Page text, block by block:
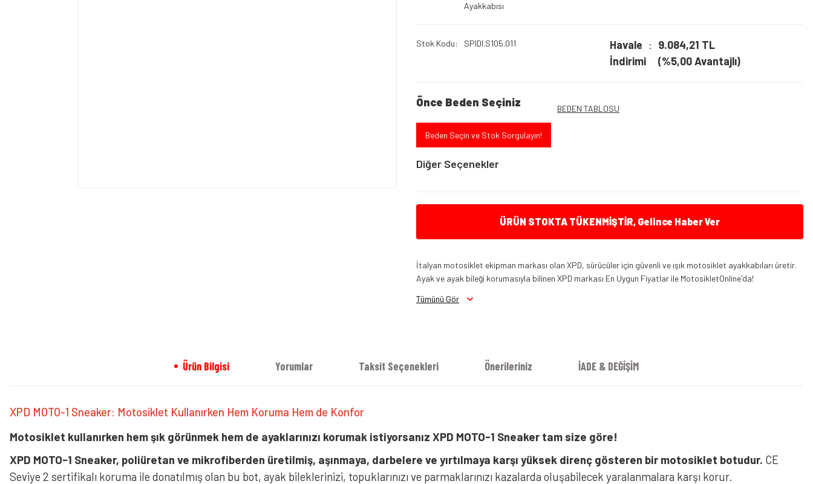
Ayakkabısı
Stok Kodu SPIDI.S105.011
Havale
İndirimi
9.084,21 TL
(%5,00 Avantajlı)
Önce Beden Seçiniz BEDEN TABLOSU
Beden Seçin ve Stok Sorgulayın!
Diğer Seçenekler
Xpd Moto 1 Sneakers
ÜRÜN STOKTA TÜKENMİŞTİR, Gelince Haber Ver
İtalyan motosiklet ekipman markası olan XPD, sürücüler için güvenli ve ışık motosiklet ayakkabıları üretir.
Ayak ve ayak bileği korumasıyla bilinen XPD markası En Uygun Fiyatlar ile MotosikletOnline'da!
Tümünü Gör
Ürün Bilgisi Yorumlar Taksit Seçenekleri Önerileriniz İADE & DEĞİŞİM
XPD MOTO-1 Sneaker: Motosiklet Kullanırken Hem Koruma Hem de Konfor
Motosiklet kullanırken hem şık görünmek hem de ayaklarınızı korumak istiyorsanız XPD MOTO-1 Sneaker tam size göre!
XPD MOTO-1 Sneaker, poliüretan ve mikrofiberden üretilmiş, aşınmaya, darbelere ve yırtılmaya karşı yüksek direnç gösteren bir motosiklet botudur. CE
Seviye 2 sertifikalı koruma ile donatılmış olan bu bot, ayak bileklerinizi, topuklarınızı ve parmaklarınızı kazalarda oluşabilecek yaralanmalara karşı korur.